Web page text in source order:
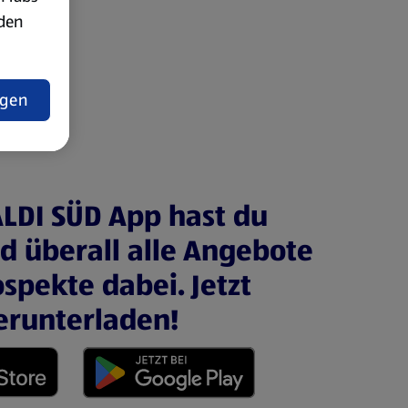
SÜD App hast du
überall alle Angebote
dabei. Jetzt